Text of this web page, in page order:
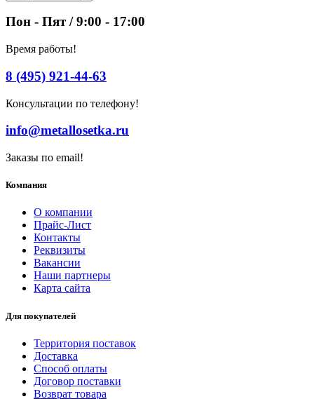
Пон - Пят / 9:00 - 17:00
Время работы!
8 (495) 921-44-63
Консультации по телефону!
info@metallosetka.ru
Заказы по email!
Компания
О компании
Прайс-Лист
Контакты
Реквизиты
Вакансии
Наши партнеры
Карта сайта
Для покупателей
Территория поставок
Доставка
Способ оплаты
Договор поставки
Возврат товара